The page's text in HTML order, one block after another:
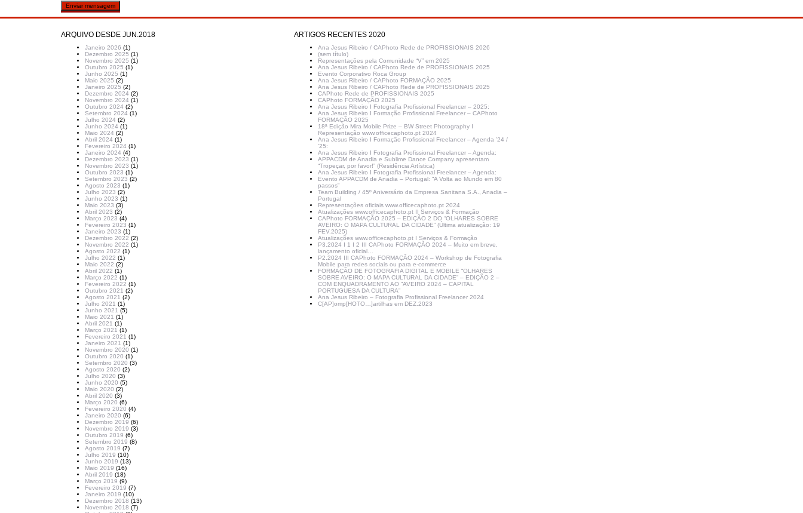
ARQUIVO DESDE JUN.2018
Janeiro 2026 (1)
Dezembro 2025 (1)
Novembro 2025 (1)
Outubro 2025 (1)
Junho 2025 (1)
Maio 2025 (2)
Janeiro 2025 (2)
Dezembro 2024 (2)
Novembro 2024 (1)
Outubro 2024 (2)
Setembro 2024 (1)
Julho 2024 (2)
Junho 2024 (1)
Maio 2024 (2)
Abril 2024 (1)
Fevereiro 2024 (1)
Janeiro 2024 (4)
Dezembro 2023 (1)
Novembro 2023 (1)
Outubro 2023 (1)
Setembro 2023 (2)
Agosto 2023 (1)
Julho 2023 (2)
Junho 2023 (1)
Maio 2023 (3)
Abril 2023 (2)
Março 2023 (4)
Fevereiro 2023 (1)
Janeiro 2023 (1)
Dezembro 2022 (2)
Novembro 2022 (1)
Agosto 2022 (1)
Julho 2022 (1)
Maio 2022 (2)
Abril 2022 (1)
Março 2022 (1)
Fevereiro 2022 (1)
Outubro 2021 (2)
Agosto 2021 (2)
Julho 2021 (1)
Junho 2021 (5)
Maio 2021 (1)
Abril 2021 (1)
Março 2021 (1)
Fevereiro 2021 (1)
Janeiro 2021 (1)
Novembro 2020 (1)
Outubro 2020 (1)
Setembro 2020 (3)
Agosto 2020 (2)
Julho 2020 (3)
Junho 2020 (5)
Maio 2020 (2)
Abril 2020 (3)
Março 2020 (6)
Fevereiro 2020 (4)
Janeiro 2020 (6)
Dezembro 2019 (6)
Novembro 2019 (3)
Outubro 2019 (6)
Setembro 2019 (8)
Agosto 2019 (7)
Julho 2019 (10)
Junho 2019 (13)
Maio 2019 (16)
Abril 2019 (18)
Março 2019 (9)
Fevereiro 2019 (7)
Janeiro 2019 (10)
Dezembro 2018 (13)
Novembro 2018 (7)
ARTIGOS RECENTES 2020
Ana Jesus Ribeiro / CAPhoto Rede de PROFISSIONAIS 2026
(sem título)
Representações pela Comunidade “V” em 2025
Ana Jesus Ribeiro / CAPhoto Rede de PROFISSIONAIS 2025
Evento Corporativo Roca Group
Ana Jesus Ribeiro / CAPhoto FORMAÇÃO 2025
Ana Jesus Ribeiro / CAPhoto Rede de PROFISSIONAIS 2025
CAPhoto Rede de PROFISSIONAIS 2025
CAPhoto FORMAÇÃO 2025
Ana Jesus Ribeiro I Fotografia Profissional Freelancer – 2025:
Ana Jesus Ribeiro I Formação Profissional Freelancer – CAPhoto
FORMAÇÃO 2025
18ª Edição Mira Mobile Prize – BW Street Photography I
Representação www.officecaphoto.pt 2024
Ana Jesus Ribeiro I Formação Profissional Freelancer – Agenda ’24 /
’25:
Ana Jesus Ribeiro I Fotografia Profissional Freelancer – Agenda:
APPACDM de Anadia e Sublime Dance Company apresentam
“Tropeçar, por favor!” (Residência Artística)
Ana Jesus Ribeiro I Fotografia Profissional Freelancer – Agenda:
Evento APPACDM de Anadia – Portugal: “A Volta ao Mundo em 80
passos”
Team Building / 45º Aniversário da Empresa Sanitana S.A., Anadia –
Portugal
Representações oficiais www.officecaphoto.pt 2024
Atualizações www.officecaphoto.pt II Serviços & Formação
CAPhoto FORMAÇÃO 2025 – EDIÇÃO 2 DO “OLHARES SOBRE
AVEIRO: O MAPA CULTURAL DA CIDADE” (Última atualização: 19
FEV.2025)
Atualizações www.officecaphoto.pt I Serviços & Formação
P3.2024 I 1 I 2 III CAPhoto FORMAÇÃO 2024 – Muito em breve,
lançamento oficial…
P2.2024 III CAPhoto FORMAÇÃO 2024 – Workshop de Fotografia
Mobile para redes sociais ou para e-commerce
FORMAÇÃO DE FOTOGRAFIA DIGITAL E MOBILE “OLHARES
SOBRE AVEIRO: O MAPA CULTURAL DA CIDADE” – EDIÇÃO 2 –
COM ENQUADRAMENTO AO “AVEIRO 2024 – CAPITAL
PORTUGUESA DA CULTURA”
Ana Jesus Ribeiro – Fotografia Profissional Freelancer 2024
C[AP]omp[HOTO…]artilhas em DEZ.2023